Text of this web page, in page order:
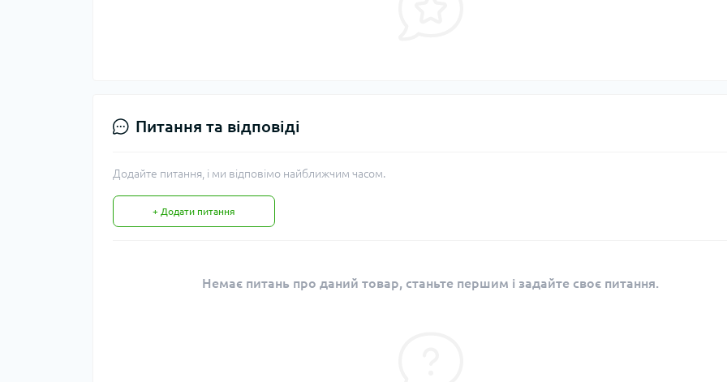
Питання та відповіді
Додайте питання, і ми відповімо найближчим часом.
+ Додати питання
Немає питань про даний товар, станьте першим і задайте своє питання.